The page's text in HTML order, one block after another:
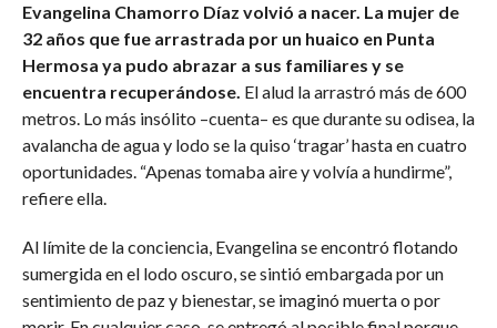
Evangelina Chamorro Díaz volvió a nacer. La mujer de
32 años que fue arrastrada por un huaico en Punta
Hermosa ya pudo abrazar a sus familiares y se
encuentra recuperándose. El alud la arrastró más de 600
metros. Lo más insólito –cuenta– es que durante su odisea, la
avalancha de agua y lodo se la quiso ‘tragar’ hasta en cuatro
oportunidades. “Apenas tomaba aire y volvía a hundirme”,
refiere ella.
Al límite de la conciencia, Evangelina se encontró flotando
sumergida en el lodo oscuro, se sintió embargada por un
sentimiento de paz y bienestar, se imaginó muerta o por